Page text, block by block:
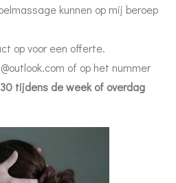
kunnen op mij beroep
op voor een offerte.
of op het nummer
tijdens de week of overdag